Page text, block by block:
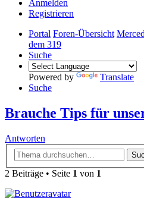
Anmelden
Registrieren
Portal Foren-Übersicht
dem 319
Suche
Powered by
Translate
Suche
Brauche Tips für
Antworten
2 Beiträge • Seite 1 von 1